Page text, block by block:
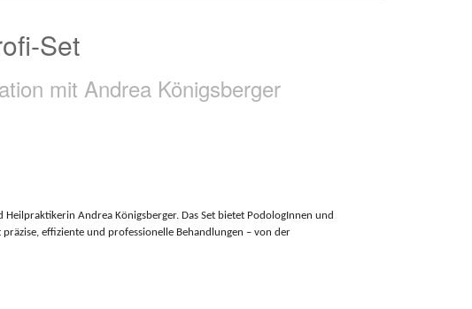
Set
mit Andrea Königsberger
Andrea Königsberger. Das Set bietet PodologInnen und
effiziente und professionelle Behandlungen – von der